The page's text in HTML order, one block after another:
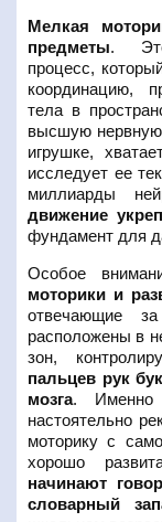
Мелкая
предметы. Это
процесс,
координацию,
тела в
высшую нервную
игрушке,
исследует ее
миллиарды
движение
фундамент для
Особое
моторики и
отвечающие
расположены в
зон,
пальцев рук
мозга. Именно
настоятельно
моторику с
хорошо
начинают
словарный